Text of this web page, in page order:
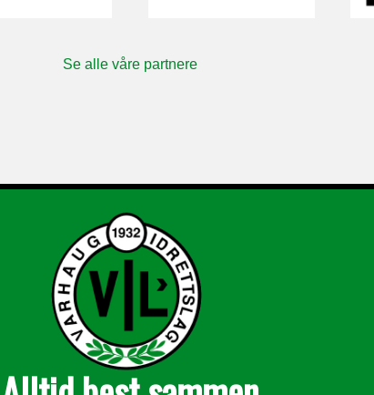
Se alle våre partnere